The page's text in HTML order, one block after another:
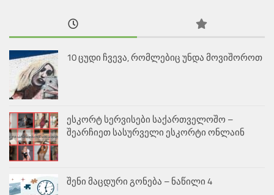
10 ცუდი ჩვევა, რომლებიც უნდა მოვიშოროთ
ესკორტ სერვისები საქართველოშო –
შეარჩიეთ სასურველი ესკორტი ონლაინ
შენი მაცდური გონება – ნაწილი 4